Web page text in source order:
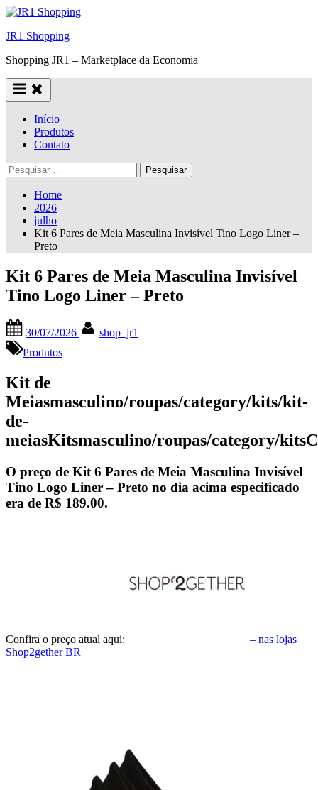
Skip
content
JR1 Shopping
Shopping JR1 – Marketplace da Economia
Início
Produtos
Contato
Pesquisar
por:
Home
2026
julho
Kit 6 Pares de Meia Masculina Invisível Tino Logo Liner –
Preto
Kit 6 Pares de Meia Masculina Invisível
Tino Logo Liner – Preto
on
30/07/2026
shop_jr1
Produtos
Kit de
Meiasmasculino/roupas/category/kits/kit-
de-
meiasKitsmasculino/roupas/category/
O preço de Kit 6 Pares de Meia Masculina Invisível
Tino Logo Liner – Preto no dia acima especificado
era de R$ 189.00.
Confira o preço atual aqui:
– nas lojas
Shop2gether BR